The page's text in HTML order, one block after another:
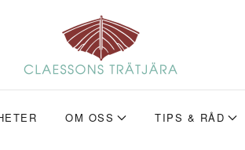
OM OSS TIPS & RÅD